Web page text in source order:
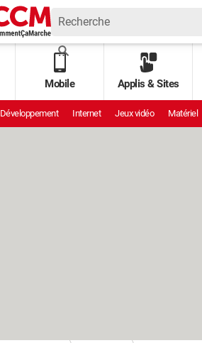
Mobile Applis & Sites
Développement Internet Jeux vidéo Matériel